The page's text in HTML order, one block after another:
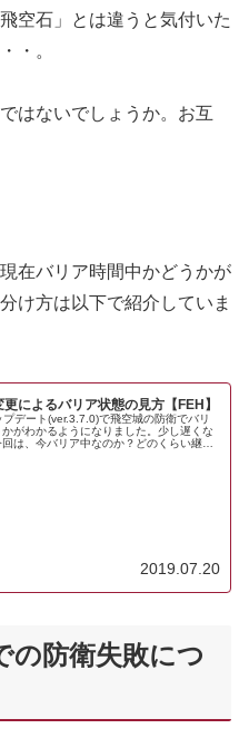
空石」とは違うと気付いた
・。
はないでしょうか。お互
在バリア時間中かどうかが
け方は以下で紹介していま
によるバリア状態の見方【FEH】
デート(ver.3.7.0)で飛空城の防衛でバリ
がわかるようになりました。少し遅くな
は、今バリア中なのか？どのくらい継続
2019.07.20
の防衛失敗につ